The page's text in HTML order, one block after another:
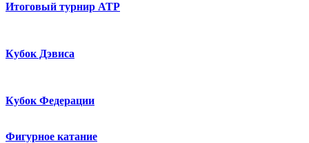
Итоговый турнир ATP
Кубок Дэвиса
Кубок Федерации
Фигурное катание